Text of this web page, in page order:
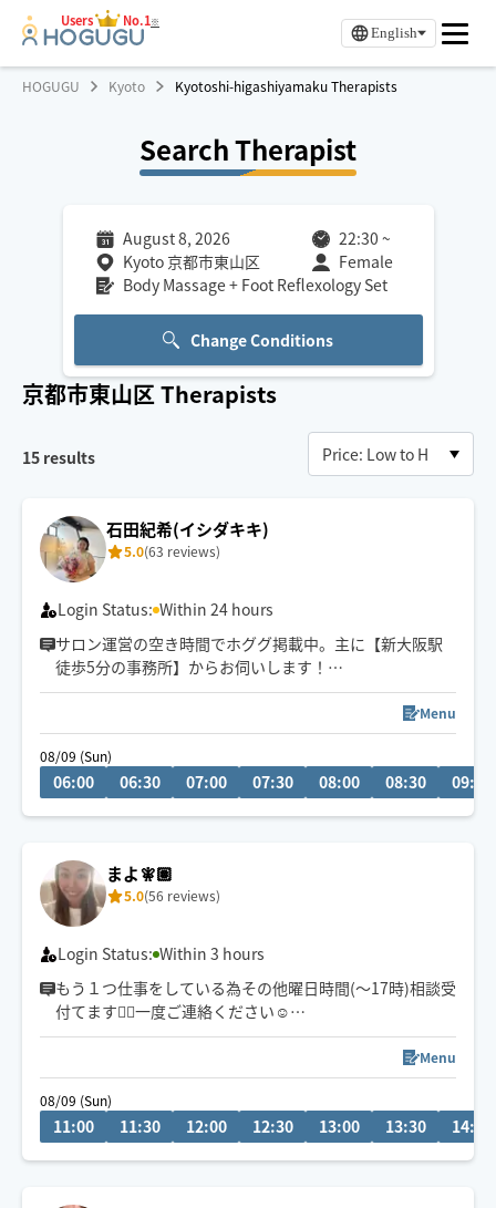
Users No.1※
English
HOGUGU Kyoto Kyotoshi-higashiyamaku Therapists
Search Therapist
August 8, 2026 22:30 ~
Kyoto 京都市東山区
Female
Body Massage + Foot Reflexology Set
Change Conditions
京都市東山区Therapists
15 results
石田紀希(イシダキキ)
5.0(63 reviews)
Login Status: Within 24 hours
サロン運営の空き時間でホググ掲載中。主に【新大阪駅
徒歩5分の事務所】からお伺いします！
《8/24.25名古屋・三重》
拠点を移動して活動しているため、各エリアの稼働状況
​🎁 平日16時まで限定：30分延長無料！
Menu
08/09 (Sun)
06:00 06:30 07:00 07:30 08:00 08:30 09:00
まよ🧚🏽
5.0(56 reviews)
Login Status: Within 3 hours
もう１つ仕事をしている為その他曜日時間(〜17時)相談受
付てます💁‍♀️一度ご連絡ください☺️
○ツライ首・肩こり
○脚の疲れむくみ
○猫背・反り腰
Menu
08/09 (Sun)
11:00 11:30 12:00 12:30 13:00 13:30 14:00